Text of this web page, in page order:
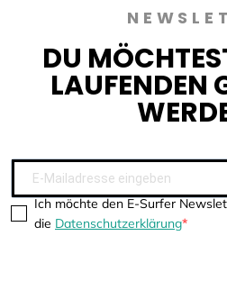
DU
LAUFENDEN
Ich möchte den E-Surfer
die Datenschutzerklärung